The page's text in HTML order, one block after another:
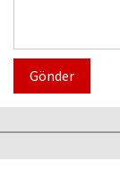
Gönder